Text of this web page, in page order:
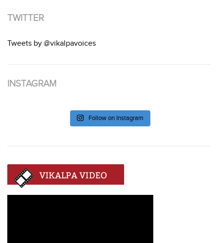
TWITTER
Tweets by @vikalpavoices
INSTAGRAM
Follow on Instagram